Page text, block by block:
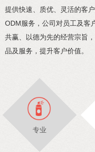
提供快速、质优、灵活的客
ODM服务，公司对员工及客
共赢、以德为先的经营宗旨
品及服务，提升客户价值。
专业